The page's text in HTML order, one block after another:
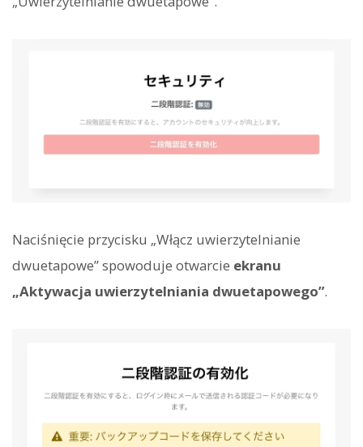
Naciśnięcie przycisku „Włącz uwierzytelnianie
dwuetapowe” spowoduje otwarcie ekranu
„Aktywacja uwierzytelniania dwuetapowego”.